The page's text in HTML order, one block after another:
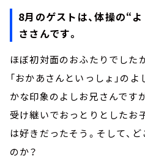
8月のゲストは、体操の“
ささんです。
ほぼ初対面のおふたりでした
「おかあさんといっしょ」の
かな印象のよしお兄さんです
受け継いでおっとりとしたお
は好きだったそう。そして、
のか？